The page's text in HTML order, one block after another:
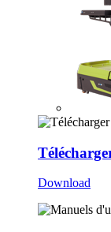
Download